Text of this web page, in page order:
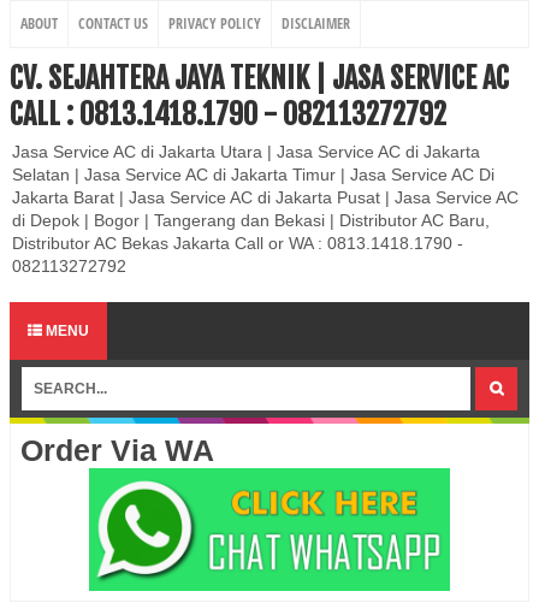
ABOUT CONTACT US PRIVACY POLICY DISCLAIMER
CV. SEJAHTERA JAYA TEKNIK | JASA SERVICE AC
CALL : 0813.1418.1790 - 082113272792
Jasa Service AC di Jakarta Utara | Jasa Service AC di Jakarta
Selatan | Jasa Service AC di Jakarta Timur | Jasa Service AC Di
Jakarta Barat | Jasa Service AC di Jakarta Pusat | Jasa Service AC
di Depok | Bogor | Tangerang dan Bekasi | Distributor AC Baru,
Distributor AC Bekas Jakarta Call or WA : 0813.1418.1790 -
082113272792
MENU
Order Via WA